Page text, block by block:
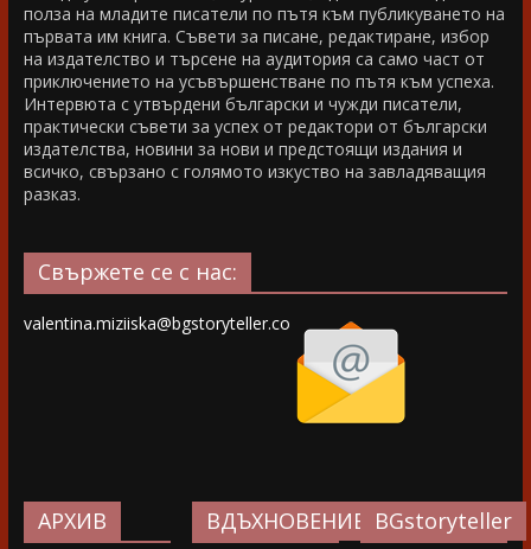
полза на младите писатели по пътя към публикуването на
първата им книга. Съвети за писане, редактиране, избор
на издателство и търсене на аудитория са само част от
приключението на усъвършенстване по пътя към успеха.
Интервюта с утвърдени български и чужди писатели,
практически съвети за успех от редактори от български
издателства, новини за нови и предстоящи издания и
всичко, свързано с голямото изкуство на завладяващия
разказ.
Свържете се с нас:
valentina.miziiska@bgstoryteller.co
АРХИВ ВДЪХНОВЕНИЕ…BGstoryteller